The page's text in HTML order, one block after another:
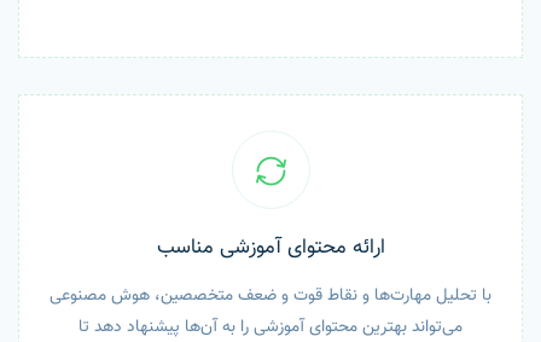
ارائه محتوای آموزشی مناسب
با تحلیل مهارت‌ها و نقاط قوت و ضعف متخصصین، هوش مصنوعی
می‌تواند بهترین محتوای آموزشی را به آن‌ها پیشنهاد دهد تا